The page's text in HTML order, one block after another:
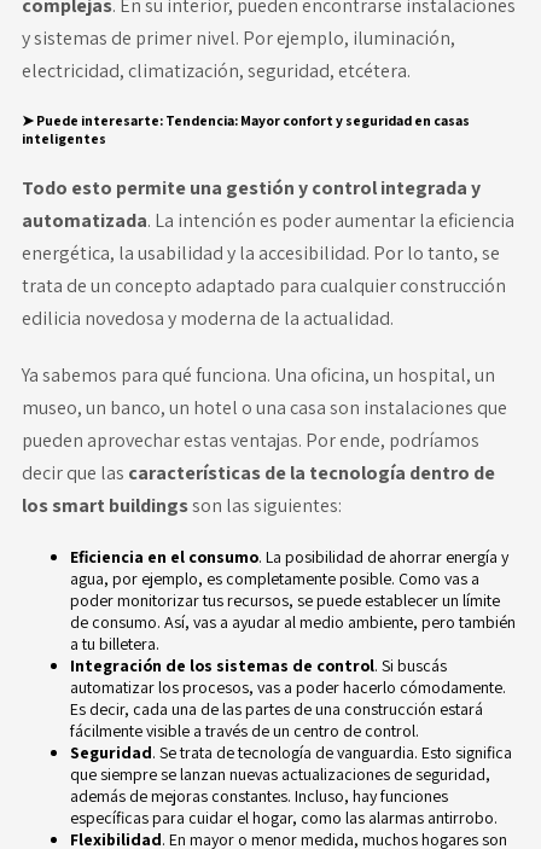
complejas. En su interior, pueden encontrarse instalaciones
y sistemas de primer nivel. Por ejemplo, iluminación,
electricidad, climatización, seguridad, etcétera.
➤ Puede interesarte: Tendencia: Mayor confort y seguridad en casas
inteligentes
Todo esto permite una gestión y control integrada y
automatizada. La intención es poder aumentar la eficiencia
energética, la usabilidad y la accesibilidad. Por lo tanto, se
trata de un concepto adaptado para cualquier construcción
edilicia novedosa y moderna de la actualidad.
Ya sabemos para qué funciona. Una oficina, un hospital, un
museo, un banco, un hotel o una casa son instalaciones que
pueden aprovechar estas ventajas. Por ende, podríamos
decir que las características de la tecnología dentro de
los smart buildingsson las siguientes:
Eficiencia en el consumo. La posibilidad de ahorrar energía y
agua, por ejemplo, es completamente posible. Como vas a
poder monitorizar tus recursos, se puede establecer un límite
de consumo. Así, vas a ayudar al medio ambiente, pero también
a tu billetera.
Integración de los sistemas de control. Si buscás
automatizar los procesos, vas a poder hacerlo cómodamente.
Es decir, cada una de las partes de una construcción estará
fácilmente visible a través de un centro de control.
Seguridad. Se trata de tecnología de vanguardia. Esto significa
que siempre se lanzan nuevas actualizaciones de seguridad,
además de mejoras constantes. Incluso, hay funciones
específicas para cuidar el hogar, como las alarmas antirrobo.
Flexibilidad. En mayor o menor medida, muchos hogares son